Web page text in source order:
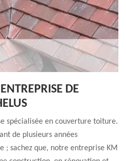
DE
spécialisée en couverture toiture.
de plusieurs années
; sachez que, notre entreprise KM